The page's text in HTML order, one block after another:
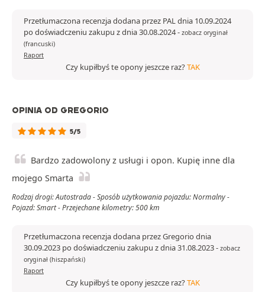
Przetłumaczona recenzja dodana przez PAL dnia 10.09.2024
po doświadczeniu zakupu z dnia 30.08.2024- zobacz oryginał
(francuski)
Raport
Czy kupiłbyś te opony jeszcze raz?TAK
OPINIA OD GREGORIO
5/5
Bardzo zadowolony z usługi i opon. Kupię inne dla
mojego Smarta
Rodzaj drogi: Autostrada - Sposób użytkowania pojazdu: Normalny -
Pojazd: Smart - Przejechane kilometry: 500 km
Przetłumaczona recenzja dodana przez Gregorio dnia
30.09.2023 po doświadczeniu zakupu z dnia 31.08.2023- zobacz
oryginał (hiszpański)
Raport
Czy kupiłbyś te opony jeszcze raz?TAK